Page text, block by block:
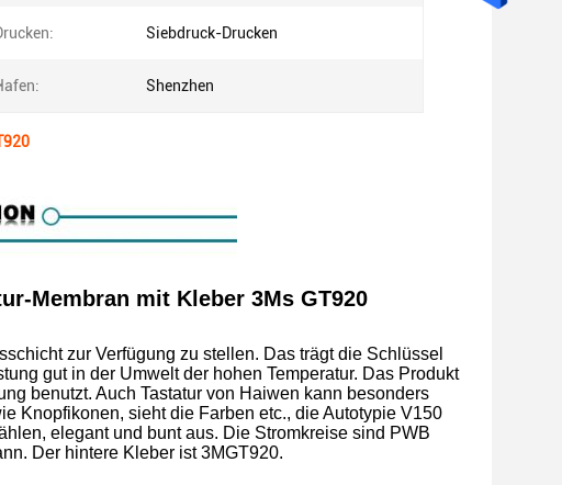
Siebdruck-Drucken
Shenzhen
Membran mit Kleber 3Ms GT920
zur Verfügung zu stellen. Das trägt die Schlüssel
gut in der Umwelt der hohen Temperatur. Das Produkt
benutzt. Auch Tastatur von Haiwen kann besonders
Knopfikonen, sieht die Farben etc., die Autotypie V150
elegant und bunt aus. Die Stromkreise sind PWB
Der hintere Kleber ist 3MGT920.